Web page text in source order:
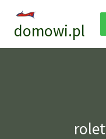
treścidomowi.pl